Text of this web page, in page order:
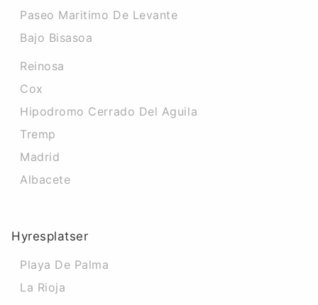
Paseo Maritimo De Levante
Bajo Bisasoa
Reinosa
Cox
Hipodromo Cerrado Del Aguila
Tremp
Madrid
Albacete
Hyresplatser
Playa De Palma
La Rioja